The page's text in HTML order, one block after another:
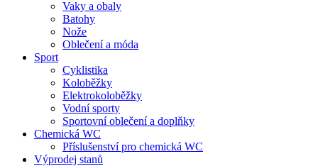
Vaky a obaly
Batohy
Nože
Oblečení a móda
Sport
Cyklistika
Koloběžky
Elektrokoloběžky
Vodní sporty
Sportovní oblečení a doplňky
Chemická WC
Příslušenství pro chemická WC
Výprodej stanů